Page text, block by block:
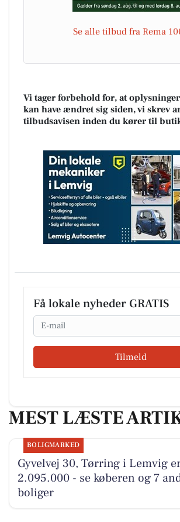
Se alle tilbud fra Rema
Vi tager forbehold for, at
kan have ændret sig siden, vi skrev
tilbudsavisen inden du kører til
Få lokale nyheder GRATIS
Email
Tilmeld
MEST LÆSTE
BOLIGMARKED
Gyvelvej 30, Tørring i Lemvig
2.095.000 - se køberen og 7
boliger